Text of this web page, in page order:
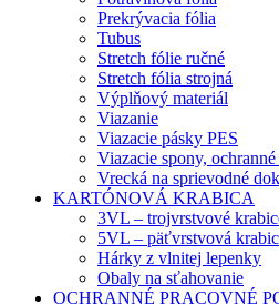
Prekrývacia fólia
Tubus
Stretch fólie ručné
Stretch fólia strojná
Výplňový materiál
Viazanie
Viazacie pásky PES
Viazacie spony,
Vrecká na sprievodné
KARTÓNOVÁ KRABICA
3VL – trojvrstvové
5VL – päťvrstvová
Hárky z vlnitej lepenky
Obaly na sťahovanie
OCHRANNÉ PRACOVNÉ